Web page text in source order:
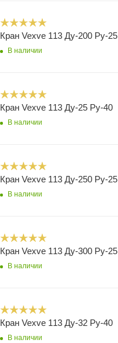
Кран Vexve 113 Ду-200 Ру-25
В наличии
Кран Vexve 113 Ду-25 Ру-40
В наличии
Кран Vexve 113 Ду-250 Ру-25
В наличии
Кран Vexve 113 Ду-300 Ру-25
В наличии
Кран Vexve 113 Ду-32 Ру-40
В наличии